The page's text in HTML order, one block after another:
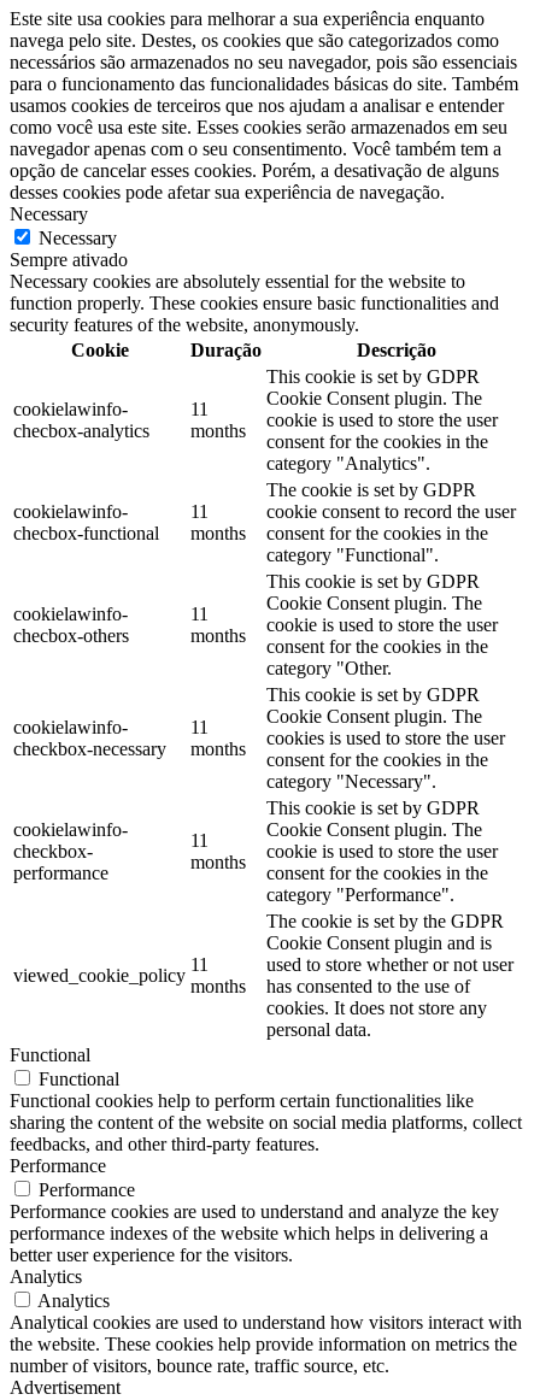
Este site usa cookies para melhorar a sua experiência enquanto
navega pelo site. Destes, os cookies que são categorizados como
necessários são armazenados no seu navegador, pois são essenciais
para o funcionamento das funcionalidades básicas do site. Também
usamos cookies de terceiros que nos ajudam a analisar e entender
como você usa este site. Esses cookies serão armazenados em seu
navegador apenas com o seu consentimento. Você também tem a
opção de cancelar esses cookies. Porém, a desativação de alguns
desses cookies pode afetar sua experiência de navegação.
Necessary
Necessary
Sempre ativado
Necessary cookies are absolutely essential for the website to
function properly. These cookies ensure basic functionalities and
security features of the website, anonymously.
Cookie
Duração Descrição
cookielawinfo-
checbox-analytics
11
months
This cookie is set by GDPR
Cookie Consent plugin. The
cookie is used to store the user
consent for the cookies in the
category "Analytics".
cookielawinfo-
checbox-functional
11
months
The cookie is set by GDPR
cookie consent to record the user
consent for the cookies in the
category "Functional".
cookielawinfo-
checbox-others
11
months
This cookie is set by GDPR
Cookie Consent plugin. The
cookie is used to store the user
consent for the cookies in the
category "Other.
cookielawinfo-
checkbox-necessary
11
months
This cookie is set by GDPR
Cookie Consent plugin. The
cookies is used to store the user
consent for the cookies in the
category "Necessary".
cookielawinfo-
checkbox-
performance
11
months
This cookie is set by GDPR
Cookie Consent plugin. The
cookie is used to store the user
consent for the cookies in the
category "Performance".
viewed_cookie_policy
11
months
The cookie is set by the GDPR
Cookie Consent plugin and is
used to store whether or not user
has consented to the use of
cookies. It does not store any
personal data.
Functional
Functional
Functional cookies help to perform certain functionalities like
sharing the content of the website on social media platforms, collect
feedbacks, and other third-party features.
Performance
Performance
Performance cookies are used to understand and analyze the key
performance indexes of the website which helps in delivering a
better user experience for the visitors.
Analytics
Analytics
Analytical cookies are used to understand how visitors interact with
the website. These cookies help provide information on metrics the
number of visitors, bounce rate, traffic source, etc.
Advertisement